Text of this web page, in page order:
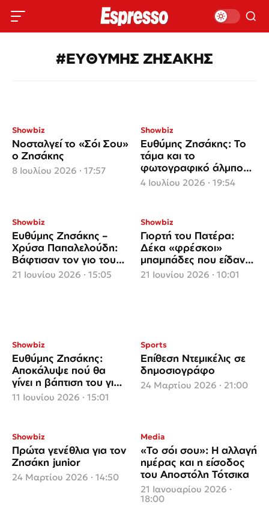
#ΕΥΘΥΜΗΣ ΖΗΣΑΚΗΣ
Showbiz
Νοσταλγεί το «Σόι Σου»
ο Ζησάκης
8 Ιουλίου 2026 · 17:57
Showbiz
Ευθύμης Ζησάκης: Το
τάμα και το
φωτογραφικό άλμπουμ
από τη βάφτιση του
4 Ιουλίου 2026 · 19:54
Showbiz
Ευθύμης Ζησάκης –
Χρύσα Παπαλελούδη:
Βάφτισαν τον γιo τους
στην Αίγινα
21 Ιουνίου 2026 · 15:05
Showbiz
Γιορτή του Πατέρα:
Δέκα «φρέσκοι»
μπαμπάδες που είδαν
τη ζωή τους να αλλάζει
21 Ιουνίου 2026 · 10:01
Showbiz
Ευθύμης Ζησάκης:
Αποκάλυψε πού θα
γίνει η βάπτιση του γιου
του
11 Ιουνίου 2026 · 15:01
Sports
Επίθεση Ντεμικέλις σε
δημοσιογράφο
24 Μαρτίου 2026 · 21:00
Showbiz
Πρώτα γενέθλια για τον
Ζησάκη junior
24 Μαρτίου 2026 · 14:50
Media
«Το σόι σου»: Η αλλαγή
ημέρας και η είσοδος
του Αποστόλη Τότσικα
21 Ιανουαρίου 2026 ·
18:00